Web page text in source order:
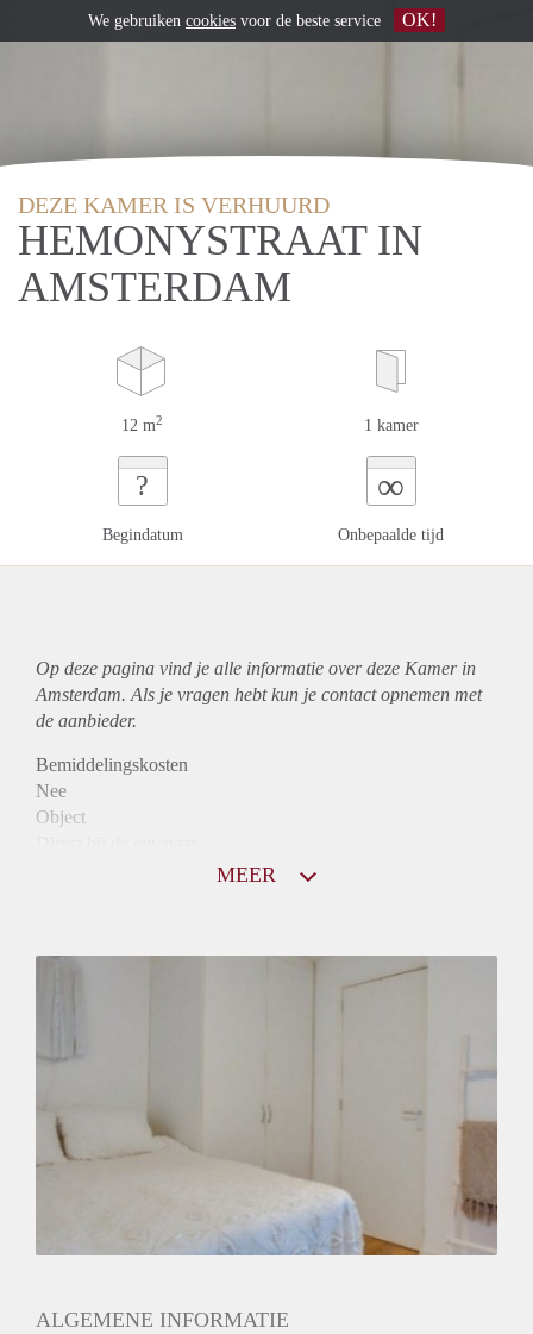
DEZE KAMER IS VERHUURD
HEMONYSTRAAT IN
AMSTERDAM
12 m2 1 kamer
?
Begindatum
∞
Onbepaalde tijd
Op deze pagina vind je alle informatie over deze Kamer in
Amsterdam. Als je vragen hebt kun je contact opnemen met
de aanbieder.
Bemiddelingskosten
Nee
Object
N.V.T.
Oplevering
Kaal
MEER
ALGEMENE INFORMATIE
We gebruiken cookies voor de beste service OK!